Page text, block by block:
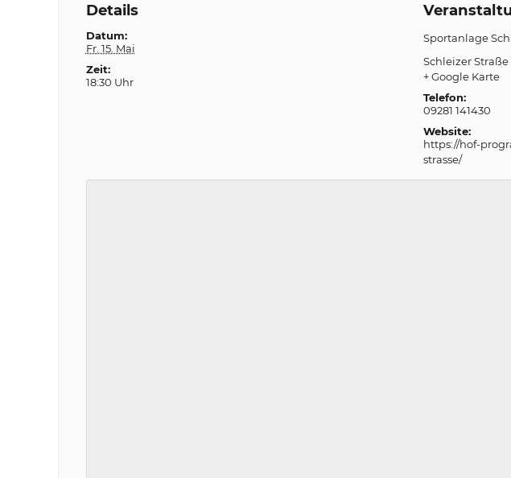
Details
Datum:
Fr. 15. Mai
Zeit:
18:30 Uhr
Sportanlage
Schleizer Straße
+ Google Karte
Telefon:
09281 141430
Website:
https://hof-
strasse/